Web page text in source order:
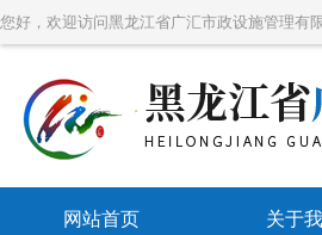
您好，欢迎访问黑龙江省广汇市政设施管理有
网站首页 关于